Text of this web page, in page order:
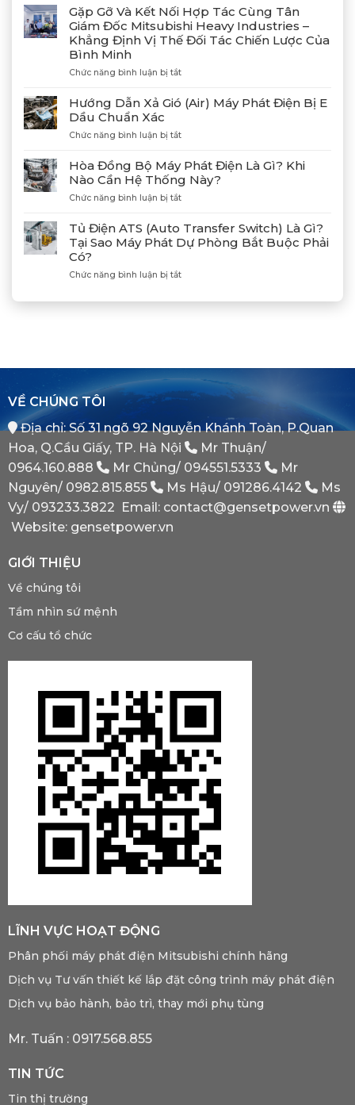
Giao
Thành
Công
4
Phát
MGS2300R
Cảng
Gặp Gỡ Và Kết Nối Hợp Tác Cùng Tân
Giám Đốc Mitsubishi Heavy Industries –
Khẳng Định Vị Thế Đối Tác Chiến Lược Của
Bình Minh
Chức năng bình luận bị tắtở
Gỡ
Và
Nối
Tác
Cùng
Tân
Giám
Mitsubishi
Heavy
Industries
Khẳng
Vị
Của
Bình
Minh
Hướng Dẫn Xả Gió (Air) Máy Phát Điện Bị E
Dầu Chuẩn Xác
Chức năng bình luận bị tắtở
Dẫn
Xả
Gió
(Air)
Phát
Bị
Dầu
Xác
Hòa Đồng Bộ Máy Phát Điện Là Gì? Khi
Nào Cần Hệ Thống Này?
Chức năng bình luận bị tắtở
Đồng
Bộ
Máy
Điện
Tủ Điện ATS (Auto Transfer Switch) Là Gì?
Tại Sao Máy Phát Dự Phòng Bắt Buộc Phải
Có?
Chức năng bình luận bị tắtở
Điện
Sao
Phát
Dự
Phòng
Bắt
Phải
Có?
VỀ CHÚNG TÔI
Địa chỉ: Số 31 ngõ 92 Nguyễn Khánh Toàn, P.Quan
Hoa, Q.Cầu Giấy, TP. Hà Nội
Mr Thuận/
0964.160.888
Mr Chủng/ 094551.5333
Mr
Nguyên/ 0982.815.855 Ms Hậu/ 091286.4142
Ms
Vy/ 093233.3822
Email: contact@gensetpower.vn
Website: gensetpower.vn
GIỚI THIỆU
Về chúng tôi
Tầm nhìn sứ mệnh
Cơ cấu tổ chức
LĨNH VỰC HOẠT ĐỘNG
Phân phối máy phát điện Mitsubishi chính hãng
Dịch vụ Tư vấn thiết kế lắp đặt công trình máy phát điện
Dịch vụ bảo hành, bảo trì, thay mới phụ tùng
Mr. Tuấn : 0917.568.855
TIN TỨC
Tin thị trường